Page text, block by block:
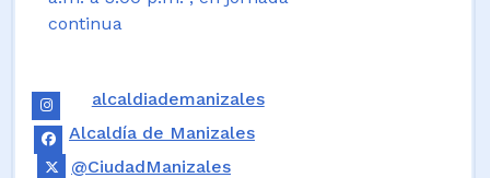
continua
alcaldiademanizales
Alcaldía de Manizales
@CiudadManizales